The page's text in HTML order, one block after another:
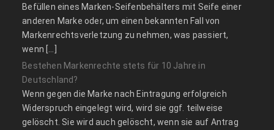
Befüllen eines Marken-Seifenbehälters mit Seife einer
anderen Marke oder, um einen bekannten Fall von
Markenrechtsverletzung zu nehmen, was passiert,
wenn […]
Bestehen Markenrechte stets für 10 Jahre in
Deutschland?
Wenn gegen die Marke nach Eintragung erfolgreich
Widerspruch eingelegt wird, wird sie ggf. teilweise
gelöscht. Sie wird auch gelöscht, wenn sie auf Antrag